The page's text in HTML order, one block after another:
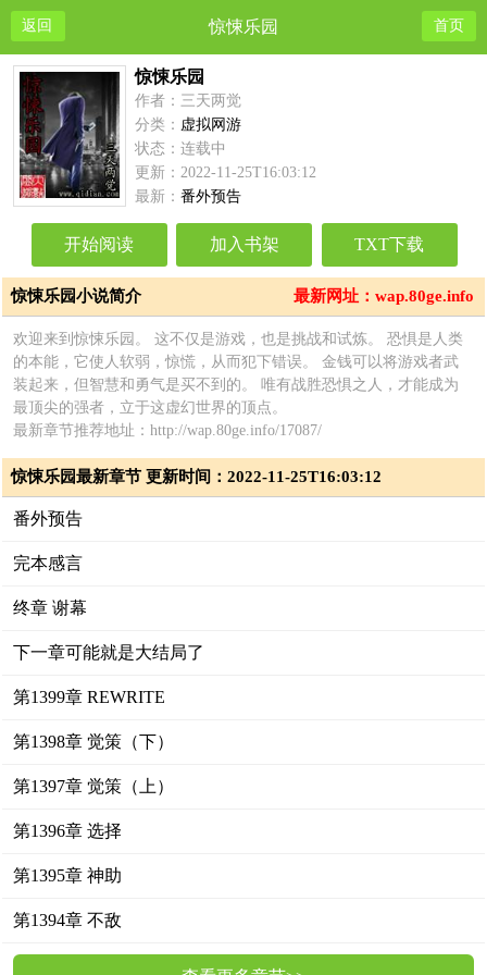
返回 惊悚乐园 首页
惊悚乐园
作者：三天两觉
分类： 虚拟网游
状态：连载中
更新：2022-11-25T16:03:12
最新：番外预告
开始阅读 加入书架 TXT下载
最新网址：wap.80ge.info
惊悚乐园小说简介
欢迎来到惊悚乐园。 这不仅是游戏，也是挑战和试炼。 恐惧是人类
的本能，它使人软弱，惊慌，从而犯下错误。 金钱可以将游戏者武
装起来，但智慧和勇气是买不到的。 唯有战胜恐惧之人，才能成为
最顶尖的强者，立于这虚幻世界的顶点。
最新章节推荐地址：http://wap.80ge.info/17087/
惊悚乐园最新章节 更新时间：2022-11-25T16:03:12
番外预告
完本感言
终章 谢幕
下一章可能就是大结局了
第1399章 REWRITE
第1398章 觉策（下）
第1397章 觉策（上）
第1396章 选择
第1395章 神助
第1394章 不敌